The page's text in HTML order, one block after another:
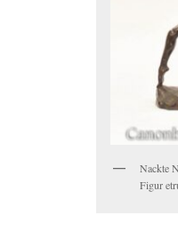
Nackte
Figur